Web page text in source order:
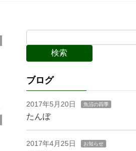
ブログ
2017年5月20日 魚沼の四季
たんぼ
2017年4月25日 お知らせ